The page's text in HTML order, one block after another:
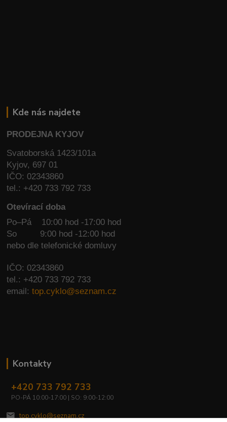
Kde nás najdete
PRODEJNA KYJOV
Svatoborská 1423/101a
Kyjov, 697 01
IČO: 02343860
tel.: +420 733 792 733
Otevírací doba
Po–Pá 10:00 hod -17:00 hod
So
9:00 hod -12:00 hod
nebo dle telefonické domluvy
IČO: 02343860
tel.: +420 733 792 733
email:top.cyklo@seznam.cz
Kontakty
+420 733 792 733
PO-PÁ 10:00-17:00 | SO: 9:00-12:00
top.cyklo@seznam.cz